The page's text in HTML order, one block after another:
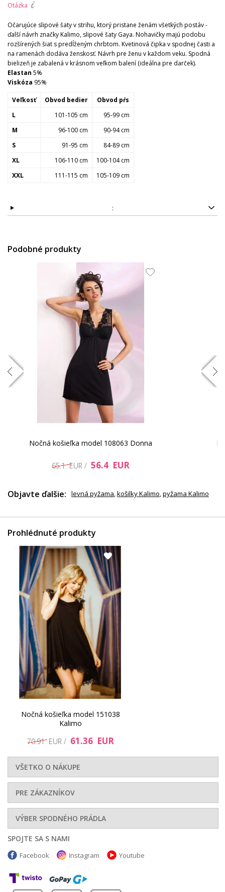
Otázka
Očarujúce slipové šaty v strihu, ktorý pristane ženám všetkých postáv -
ďalší návrh značky Kalimo, slipové šaty Gaya. Nohavičky majú podobu
rozšírených šiat s predĺženým chrbtom. Kvetinová čipka v spodnej časti a
na ramenách dodáva ženskosť. Návrh pre ženu v každom veku. Spodná
bielizeň je zabalená v krásnom veľkom balení (ideálna pre darček).
Elastan 5%
Viskóza 95%
Veľkosť Obvod bedier
Obvod pŕs
L
101-105 cm
95-99 cm
M
96-100 cm
90-94 cm
S
91-95 cm
84-89 cm
XL
106-110 cm
100-104 cm
XXL
111-115 cm 105-109 cm
:
Podobné produkty
Nočná košieľka model 108063 Donna
65.1 EUR / 56.4 EUR
Objavte ďalšie: levná pyžama,košilky Kalimo,pyžama Kalimo
Prohlédnuté produkty
Nočná košieľka model 151038
Kalimo
70.91 EUR / 61.36 EUR
VŠETKO O NÁKUPE
PRE ZÁKAZNÍKOV
VÝBER SPODNÉHO PRÁDLA
SPOJTE SA S NAMI
Facebook Instagram Youtube